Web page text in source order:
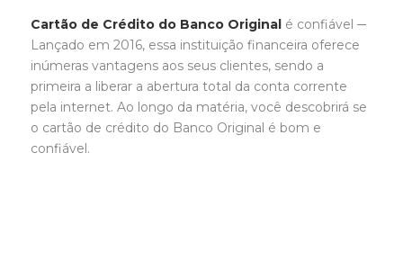
Cartão de Crédito do Banco Original é confiável ─
Lançado em 2016, essa instituição financeira oferece
inúmeras vantagens aos seus clientes, sendo a
primeira a liberar a abertura total da conta corrente
pela internet. Ao longo da matéria, você descobrirá se
o cartão de crédito do Banco Original é bom e
confiável.